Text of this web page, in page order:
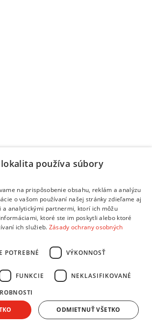
Security
používa súbory
na prispôsobenie obsahu, reklám a analýzu
o vašom používaní našej stránky zdieľame aj
a analytickými partnermi, ktorí ich môžu
ktoré ste im poskytli alebo ktoré
ich služieb. Zásady ochrany osobných
POTREBNÉ
VÝKONNOSŤ
FUNKCIE NEKLASIFIKOVANÉ
ODMIETNUŤ VŠETKO